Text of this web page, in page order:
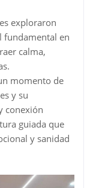
exploraron
fundamental en
calma,
momento de
y su
conexión
guiada que
y sanidad